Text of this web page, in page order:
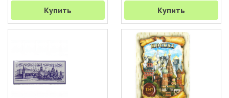
Купить Купить